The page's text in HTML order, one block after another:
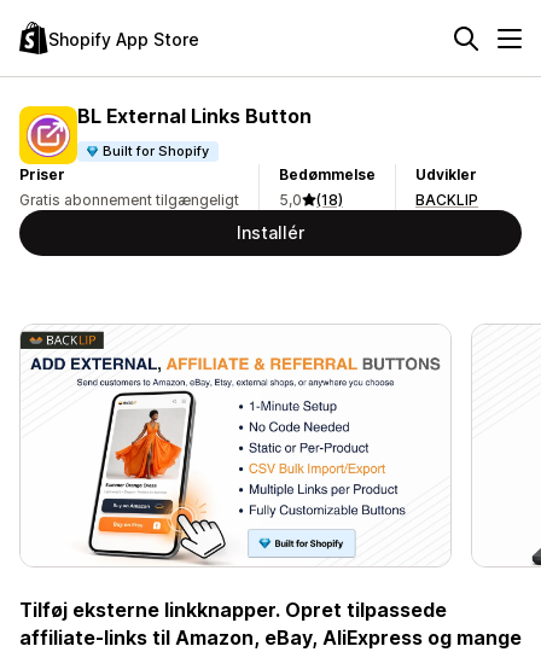
Shopify App Store
BL External Links Button
Built for Shopify
Priser
Gratis abonnement tilgængeligt
Bedømmelse
5,0
(18)
Udvikler
BACKLIP
Installér
Tilføj eksterne linkknapper. Opret tilpassede
affiliate-links til Amazon, eBay, AliExpress og mange